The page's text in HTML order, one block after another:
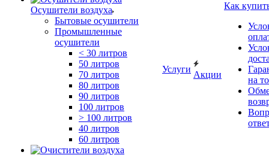
Осушители воздуха
Бытовые осушители
Промышленные
осушители
< 30 литров
50 литров
70 литров
80 литров
90 литров
100 литров
> 100 литров
40 литров
60 литров
Услуги
Акции
Как
на